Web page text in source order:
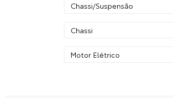
Chassi/Suspensão
Chassi
Motor Elétrico